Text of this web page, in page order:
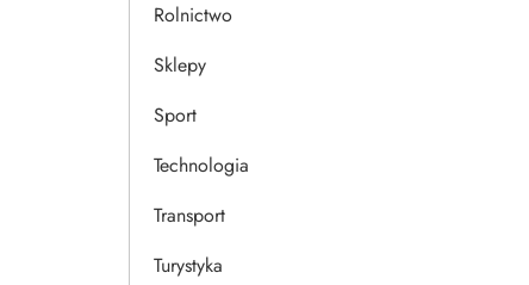
Rolnictwo
Sklepy
Sport
Technologia
Transport
Turystyka